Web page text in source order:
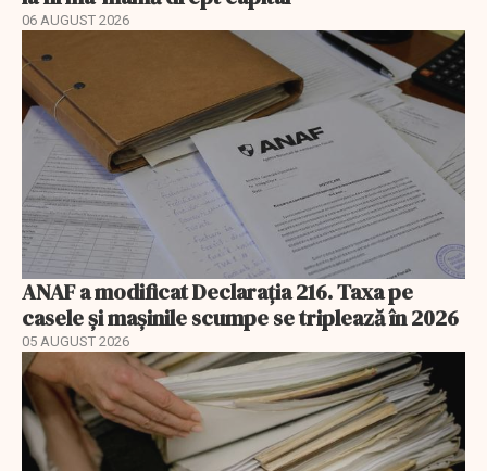
06 AUGUST 2026
ANAF a modificat Declarația 216. Taxa pe
casele și mașinile scumpe se triplează în 2026
05 AUGUST 2026